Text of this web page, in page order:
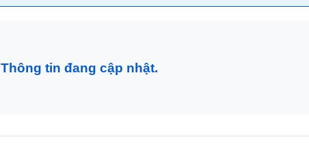
Thông tin đang cập nhật.